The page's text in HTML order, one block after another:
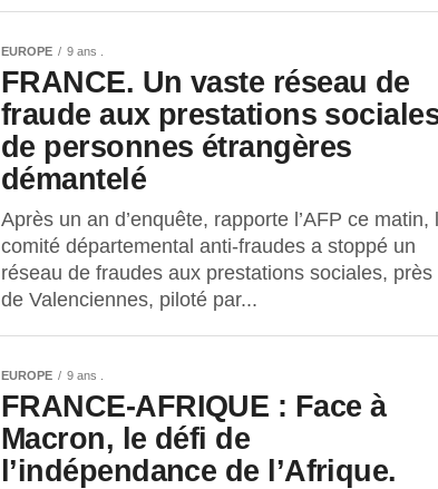
EUROPE 9 ans .
FRANCE. Un vaste réseau de
fraude aux prestations
de personnes étrangères
démantelé
Après un an d’enquête, rapporte l’AFP ce matin,
comité départemental anti-fraudes a stoppé un
réseau de fraudes aux prestations sociales, près
de Valenciennes, piloté par...
EUROPE 9 ans .
FRANCE-AFRIQUE : Face à
Macron, le défi de
l’indépendance de l’Afrique.